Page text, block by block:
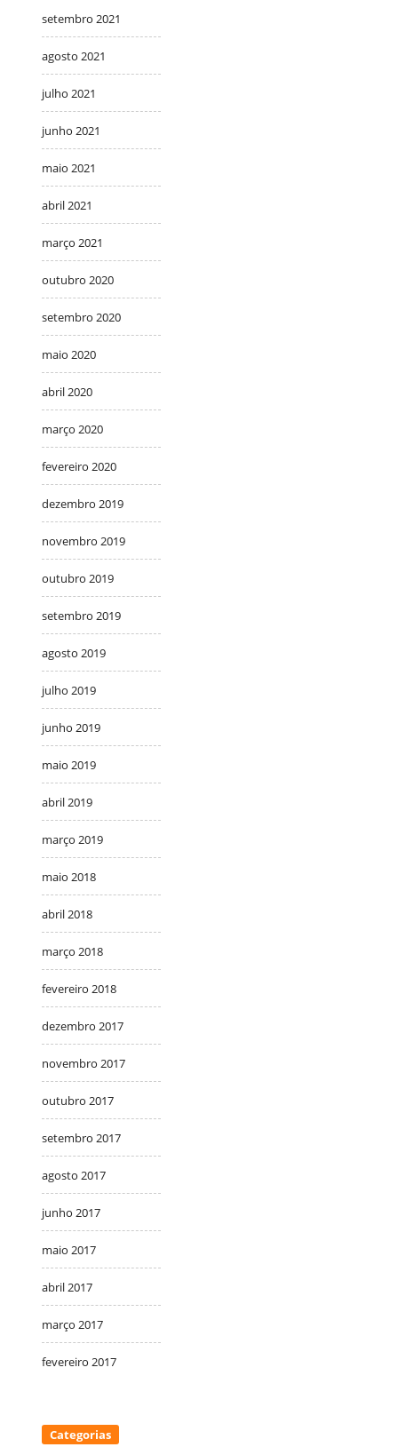
setembro 2021
agosto 2021
julho 2021
junho 2021
maio 2021
abril 2021
março 2021
outubro 2020
setembro 2020
maio 2020
abril 2020
março 2020
fevereiro 2020
dezembro 2019
novembro 2019
outubro 2019
setembro 2019
agosto 2019
julho 2019
junho 2019
maio 2019
abril 2019
março 2019
maio 2018
abril 2018
março 2018
fevereiro 2018
dezembro 2017
novembro 2017
outubro 2017
setembro 2017
agosto 2017
junho 2017
maio 2017
abril 2017
março 2017
fevereiro 2017
Categorias